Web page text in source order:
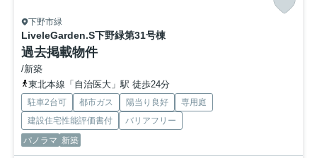
下野市緑
LiveleGarden.S下野緑第31号棟
過去掲載物件
/新築
東北本線「自治医大」駅 徒歩24分
駐車2台可 都市ガス 陽当り良好
専用庭
建設住宅性能評価書付
バリアフリー
パノラマ 新築